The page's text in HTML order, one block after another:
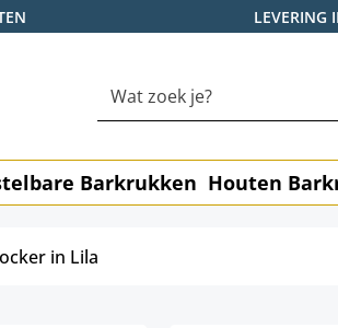
LEVERING
Barkrukken Houten
in Lila